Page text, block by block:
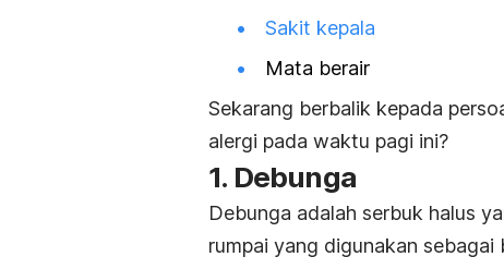
Sakit kepala
Mata berair
Sekarang berbalik kepada
alergi pada waktu pagi ini?
1. Debunga
Debunga adalah serbuk halus
rumpai yang digunakan sebagai